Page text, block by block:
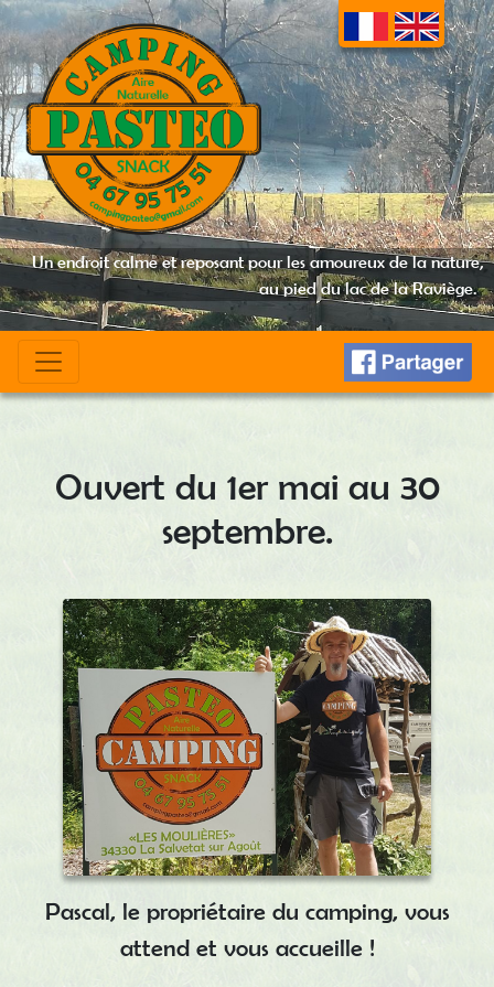
Un endroit calme et reposant pour les amoureux de la nature,
au pied du lac de la Raviège.
Ouvert du 1er mai au 30
septembre.
Pascal, le propriétaire du camping, vous
attend et vous accueille !